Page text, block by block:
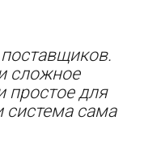
сложное
простое для
система сама